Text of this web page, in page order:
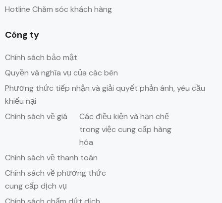
Hotline Chăm sóc khách hàng
Công ty
Chính sách bảo mật
Quyền và nghĩa vụ của các bên
Phương thức tiếp nhận và giải quyết phản ánh, yêu cầu
khiếu nại
Chính sách về giá
Các điều kiện và hạn chế
trong việc cung cấp hàng
hóa
Chính sách về thanh toán
Chính sách về phương thức
cung cấp dịch vụ